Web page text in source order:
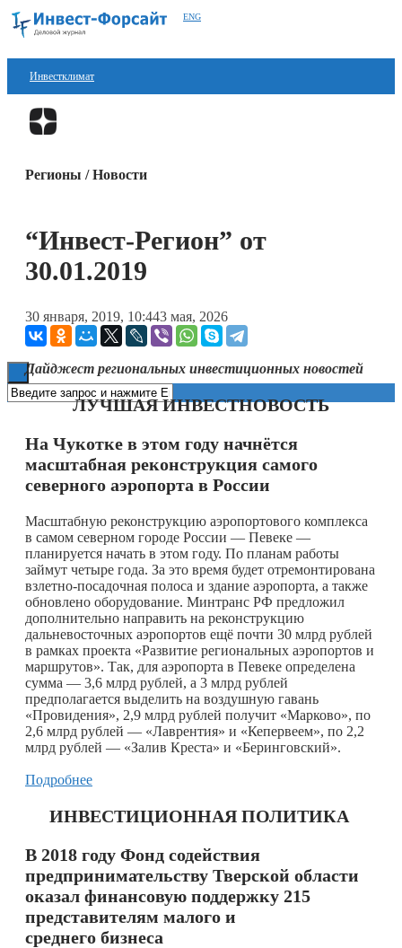
ENG
Инвестклимат
Финансы
Книги
Регионы / Новости
“Инвест-Регион” от
30.01.2019
30 января, 2019, 10:443 мая, 2026
Дайджест региональных инвестиционных новостей
ЛУЧШАЯ ИНВЕСТНОВОСТЬ
На Чукотке в этом году начнётся
масштабная реконструкция самого
северного аэропорта в России
Масштабную реконструкцию аэропортового комплекса
в самом северном городе России — Певеке —
планируется начать в этом году. По планам работы
займут четыре года. За это время будет отремонтирована
взлетно-посадочная полоса и здание аэропорта, а также
обновлено оборудование. Минтранс РФ предложил
дополнительно направить на реконструкцию
дальневосточных аэропортов ещё почти 30 млрд рублей
в рамках проекта «Развитие региональных аэропортов и
маршрутов». Так, для аэропорта в Певеке определена
сумма — 3,6 млрд рублей, а 3 млрд рублей
предполагается выделить на воздушную гавань
«Провидения», 2,9 млрд рублей получит «Марково», по
2,6 млрд рублей — «Лаврентия» и «Кепервеем», по 2,2
млрд рублей — «Залив Креста» и «Беринговский».
Подробнее
ИНВЕСТИЦИОННАЯ ПОЛИТИКА
В 2018 году Фонд содействия
предпринимательству Тверской области
оказал финансовую поддержку 215
представителям малого и
среднего бизнеса